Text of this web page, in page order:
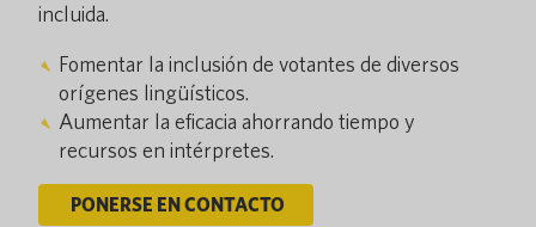
incluida.
Fomentar la inclusión de votantes de diversos
orígenes lingüísticos.
Aumentar la eficacia ahorrando tiempo y
recursos en intérpretes.
PONERSE EN CONTACTO